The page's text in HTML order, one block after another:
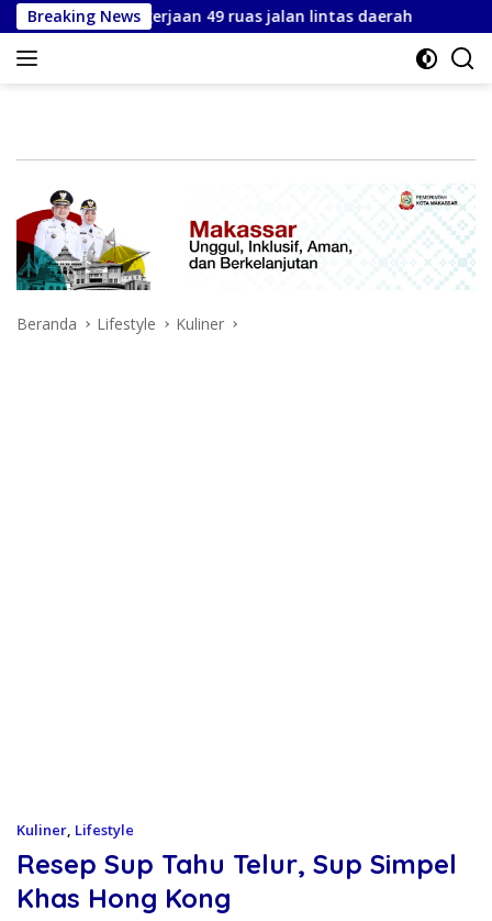
Langsung
ke
konten
Breaking News
pengerjaan 49 ruas jalan lintas daerah Perumda
Beranda Lifestyle Kuliner
Kuliner, Lifestyle
Resep Sup Tahu Telur, Sup Simpel
Khas Hong Kong